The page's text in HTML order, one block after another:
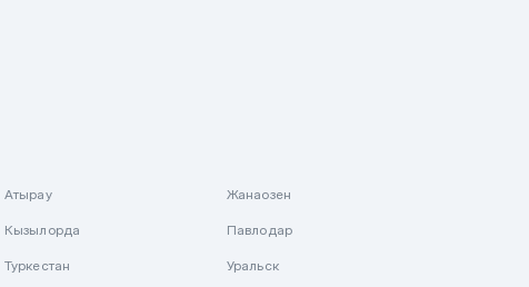
Атырау Жанаозен
Кызылорда Павлодар
Туркестан Уральск